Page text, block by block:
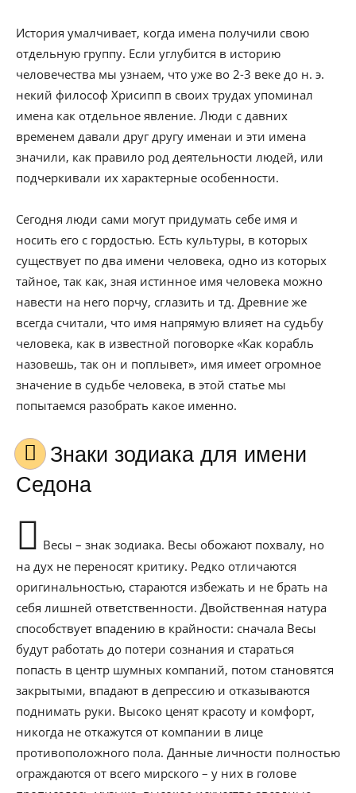
История умалчивает, когда имена получили свою
отдельную группу. Если углубится в историю
человечества мы узнаем, что уже во 2-3 веке до н. э.
некий философ Хрисипп в своих трудах упоминал
имена как отдельное явление. Люди с давних
временем давали друг другу именаи и эти имена
значили, как правило род деятельности людей, или
подчеркивали их характерные особенности.
Сегодня люди сами могут придумать себе имя и
носить его с гордостью. Есть культуры, в которых
существует по два имени человека, одно из которых
тайное, так как, зная истинное имя человека можно
навести на него порчу, сглазить и тд. Древние же
всегда считали, что имя напрямую влияет на судьбу
человека, как в известной поговорке «Как корабль
назовешь, так он и поплывет», имя имеет огромное
значение в судьбе человека, в этой статье мы
попытаемся разобрать какое именно.
Знаки зодиака для имени
Седона
Весы – знак зодиака. Весы обожают похвалу, но
на дух не переносят критику. Редко отличаются
оригинальностью, стараются избежать и не брать на
себя лишней ответственности. Двойственная натура
способствует впадению в крайности: сначала Весы
будут работать до потери сознания и стараться
попасть в центр шумных компаний, потом становятся
закрытыми, впадают в депрессию и отказываются
поднимать руки. Высоко ценят красоту и комфорт,
никогда не откажутся от компании в лице
противоположного пола. Данные личности полностью
ограждаются от всего мирского – у них в голове